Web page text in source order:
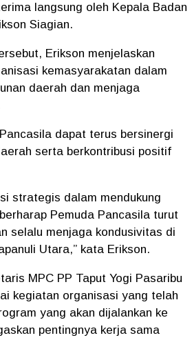
langsung oleh Kepala Badan
Siagian.
Erikson menjelaskan
kemasyarakatan dalam
daerah dan menjaga
dapat terus bersinergi
serta berkontribusi positif
strategis dalam mendukung
Pemuda Pancasila turut
selalu menjaga kondusivitas di
Utara,” kata Erikson.
MPC PP Taput Yogi Pasaribu
kegiatan organisasi yang telah
yang akan dijalankan ke
pentingnya kerja sama